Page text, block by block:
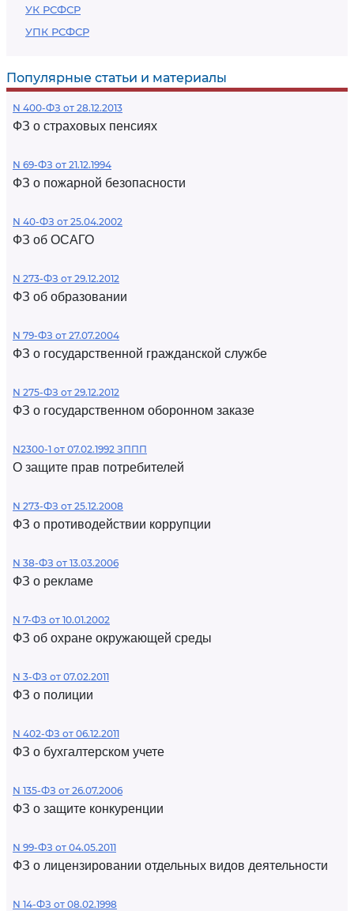
УК РСФСР
УПК РСФСР
Популярные статьи и материалы
N 400-ФЗ от 28.12.2013
ФЗ о страховых пенсиях
N 69-ФЗ от 21.12.1994
ФЗ о пожарной безопасности
N 40-ФЗ от 25.04.2002
ФЗ об ОСАГО
N 273-ФЗ от 29.12.2012
ФЗ об образовании
N 79-ФЗ от 27.07.2004
ФЗ о государственной гражданской службе
N 275-ФЗ от 29.12.2012
ФЗ о государственном оборонном заказе
N2300-1 от 07.02.1992 ЗППП
О защите прав потребителей
N 273-ФЗ от 25.12.2008
ФЗ о противодействии коррупции
N 38-ФЗ от 13.03.2006
ФЗ о рекламе
N 7-ФЗ от 10.01.2002
ФЗ об охране окружающей среды
N 3-ФЗ от 07.02.2011
ФЗ о полиции
N 402-ФЗ от 06.12.2011
ФЗ о бухгалтерском учете
N 135-ФЗ от 26.07.2006
ФЗ о защите конкуренции
N 99-ФЗ от 04.05.2011
ФЗ о лицензировании отдельных видов деятельности
N 14-ФЗ от 08.02.1998